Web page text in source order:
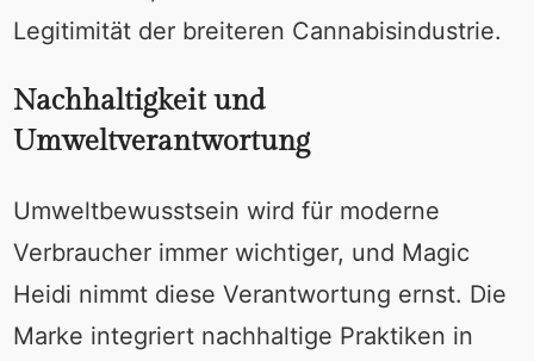
Legitimität der breiteren Cannabisindustrie.
Nachhaltigkeit und
Umweltverantwortung
Umweltbewusstsein wird für moderne
Verbraucher immer wichtiger, und Magic
Heidi nimmt diese Verantwortung ernst. Die
Marke integriert nachhaltige Praktiken in